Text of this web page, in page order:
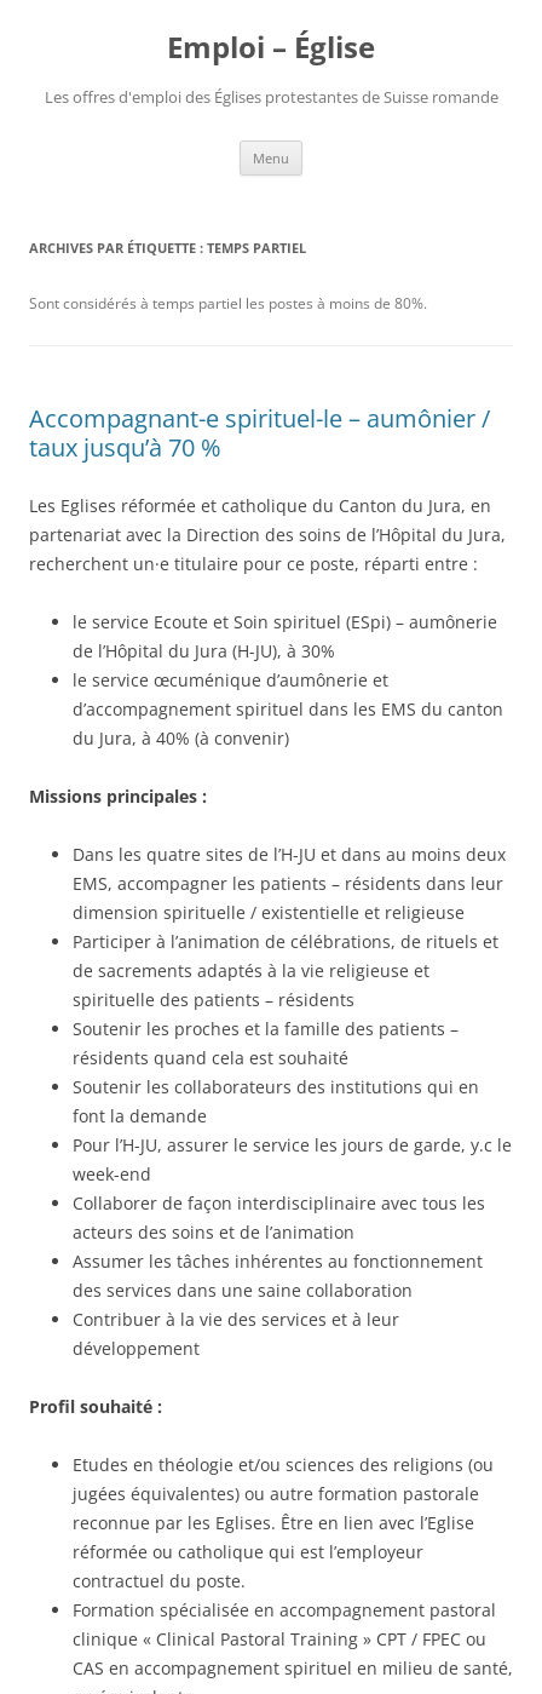
Emploi – Église
Les offres d'emploi des Églises protestantes de Suisse romande
Menu
ARCHIVES PAR ÉTIQUETTE : TEMPS PARTIEL
Sont considérés à temps partiel les postes à moins de 80%.
Accompagnant-e spirituel-le – aumônier /
taux jusqu’à 70 %
Les Eglises réformée et catholique du Canton du Jura, en
partenariat avec la Direction des soins de l’Hôpital du Jura,
recherchent un·e titulaire pour ce poste, réparti entre :
le service Ecoute et Soin spirituel (ESpi) – aumônerie
de l’Hôpital du Jura (H-JU), à 30%
le service œcuménique d’aumônerie et
d’accompagnement spirituel dans les EMS du canton
du Jura, à 40% (à convenir)
Missions principales :
Dans les quatre sites de l’H-JU et dans au moins deux
EMS, accompagner les patients – résidents dans leur
dimension spirituelle / existentielle et religieuse
Participer à l’animation de célébrations, de rituels et
de sacrements adaptés à la vie religieuse et
spirituelle des patients – résidents
Soutenir les proches et la famille des patients –
résidents quand cela est souhaité
Soutenir les collaborateurs des institutions qui en
font la demande
Pour l’H-JU, assurer le service les jours de garde, y.c le
week-end
Collaborer de façon interdisciplinaire avec tous les
acteurs des soins et de l’animation
Assumer les tâches inhérentes au fonctionnement
des services dans une saine collaboration
Contribuer à la vie des services et à leur
développement
Profil souhaité :
Etudes en théologie et/ou sciences des religions (ou
jugées équivalentes) ou autre formation pastorale
reconnue par les Eglises. Être en lien avec l’Eglise
réformée ou catholique qui est l’employeur
contractuel du poste.
Formation spécialisée en accompagnement pastoral
clinique « Clinical Pastoral Training » CPT / FPEC ou
CAS en accompagnement spirituel en milieu de santé,